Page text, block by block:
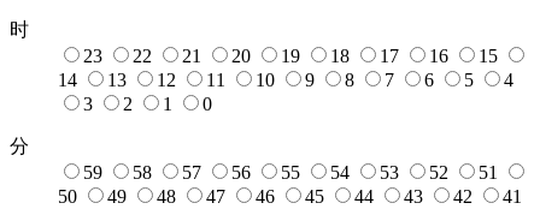
时
23
22 21 20 19 18 17 16
15
14
13 12 11 10 9 8 7 6 5
4
3
2 1 0
分
59
58 57 56 55 54 53 52
51
50
49 48 47 46 45 44 43 42
41